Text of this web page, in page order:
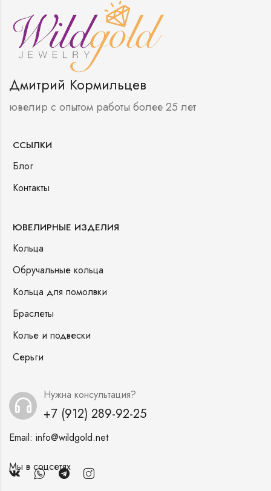
Дмитрий Кормильцев
ювелир с опытом работы более 25 лет
ССЫЛКИ
Блог
Контакты
ЮВЕЛИРНЫЕ ИЗДЕЛИЯ
Кольца
Обручальные кольца
Кольца для помолвки
Браслеты
Колье и подвески
Серьги
Нужна консультация?
+7 (912) 289-92-25
Email: info@wildgold.net
Мы в соцсетях